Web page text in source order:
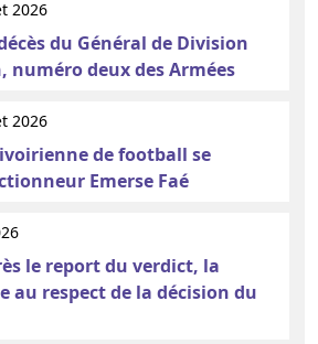
2026
du Général de Division
numéro deux des Armées
2026
de football se
Emerse Faé
le report du verdict, la
au respect de la décision du